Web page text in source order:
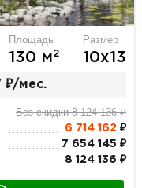
Площадь
130 м2
Размер
10х13
₽/мес.
Без скидки 8 124 136 ₽
6 714 162 ₽
7 654 145 ₽
8 124 136 ₽